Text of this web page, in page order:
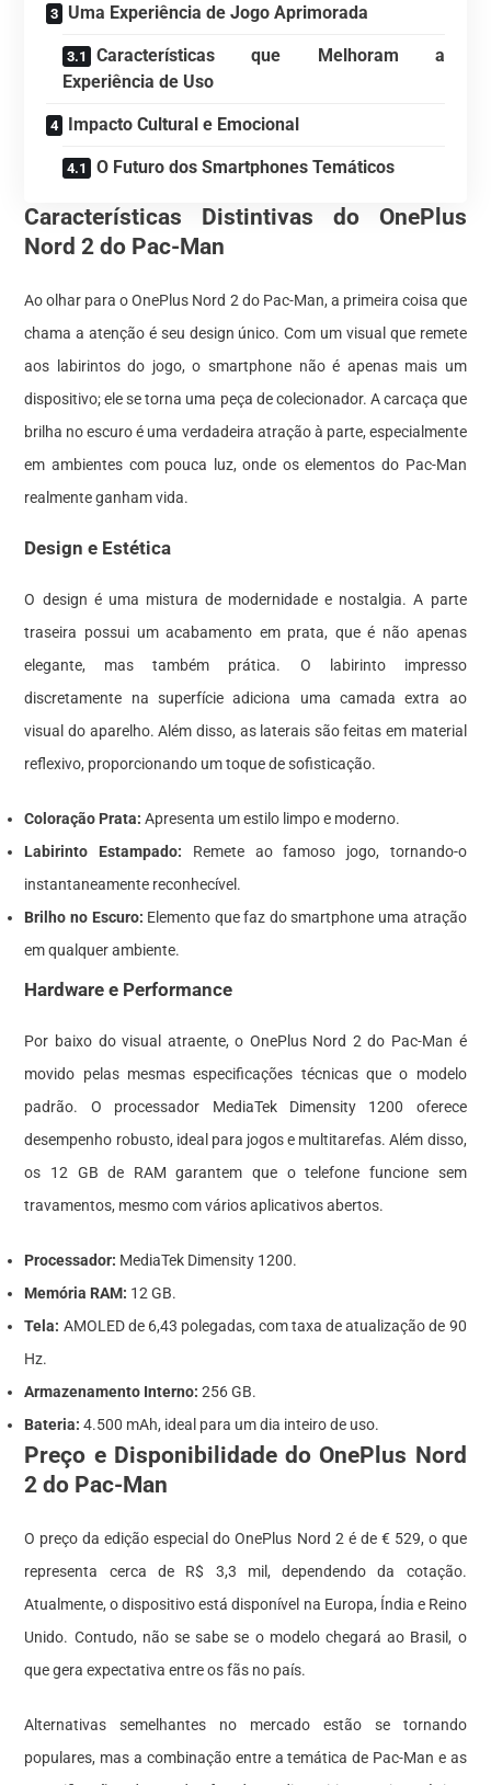
Uma Experiência de Jogo Aprimorada
Características que Melhoram a
Experiência de Uso
Impacto Cultural e Emocional
O Futuro dos Smartphones Temáticos
Características Distintivas do OnePlus
Nord 2 do Pac-Man
Ao olhar para o OnePlus Nord 2 do Pac-Man, a primeira coisa que
chama a atenção é seu design único. Com um visual que remete
aos labirintos do jogo, o smartphone não é apenas mais um
dispositivo; ele se torna uma peça de colecionador. A carcaça que
brilha no escuro é uma verdadeira atração à parte, especialmente
em ambientes com pouca luz, onde os elementos do Pac-Man
realmente ganham vida.
Design e Estética
O design é uma mistura de modernidade e nostalgia. A parte
traseira possui um acabamento em prata, que é não apenas
elegante, mas também prática. O labirinto impresso
discretamente na superfície adiciona uma camada extra ao
visual do aparelho. Além disso, as laterais são feitas em material
reflexivo, proporcionando um toque de sofisticação.
Coloração Prata: Apresenta um estilo limpo e moderno.
Labirinto Estampado: Remete ao famoso jogo, tornando-o
instantaneamente reconhecível.
Brilho no Escuro: Elemento que faz do smartphone uma atração
em qualquer ambiente.
Hardware e Performance
Por baixo do visual atraente, o OnePlus Nord 2 do Pac-Man é
movido pelas mesmas especificações técnicas que o modelo
padrão. O processador MediaTek Dimensity 1200 oferece
desempenho robusto, ideal para jogos e multitarefas. Além disso,
os 12 GB de RAM garantem que o telefone funcione sem
travamentos, mesmo com vários aplicativos abertos.
Processador: MediaTek Dimensity 1200.
Memória RAM: 12 GB.
Tela: AMOLED de 6,43 polegadas, com taxa de atualização de 90
Hz.
Armazenamento Interno: 256 GB.
Bateria: 4.500 mAh, ideal para um dia inteiro de uso.
Preço e Disponibilidade do OnePlus Nord
2 do Pac-Man
O preço da edição especial do OnePlus Nord 2 é de € 529, o que
representa cerca de R$ 3,3 mil, dependendo da cotação.
Atualmente, o dispositivo está disponível na Europa, Índia e Reino
Unido. Contudo, não se sabe se o modelo chegará ao Brasil, o
que gera expectativa entre os fãs no país.
Alternativas semelhantes no mercado estão se tornando
populares, mas a combinação entre a temática de Pac-Man e as